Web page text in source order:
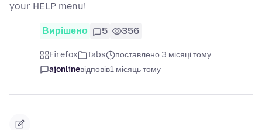
your HELP menu!
Вирішено 5 356
Firefox Tabs
поставлено 3 місяці тому
ajonlineвідповів1 місяць тому